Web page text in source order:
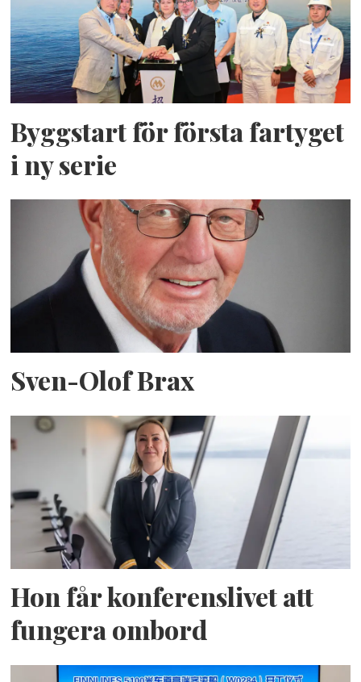
Byggstart för första fartyget
i ny serie
Sven-Olof Brax
Hon får konferenslivet att
fungera ombord